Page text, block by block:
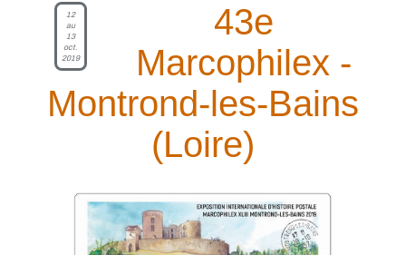
12
au
13
oct.
2019
43e
Marcophilex -
Montrond-les-Bains
(Loire)